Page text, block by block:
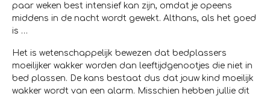
paar weken best intensief kan zijn, omdat je opeens
middens in de nacht wordt gewekt. Althans, als het goed
is …
Het is wetenschappelijk bewezen dat bedplassers
moeilijker wakker worden dan leeftijdgenootjes die niet in
bed plassen. De kans bestaat dus dat jouw kind moeilijk
wakker wordt van een alarm. Misschien hebben jullie dit